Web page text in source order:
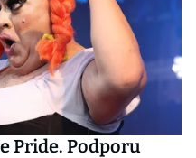
Pride. Podporu